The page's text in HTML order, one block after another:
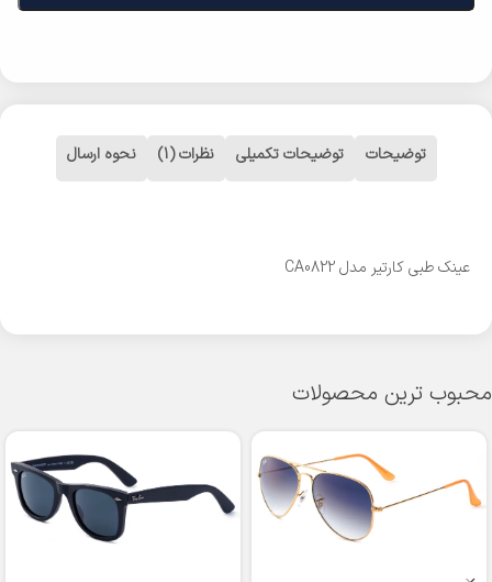
توضیحات توضیحات تکمیلی نظرات (1) نحوه ارسال
عینک طبی کارتیر مدل CA0822
محبوب ترین محصولات